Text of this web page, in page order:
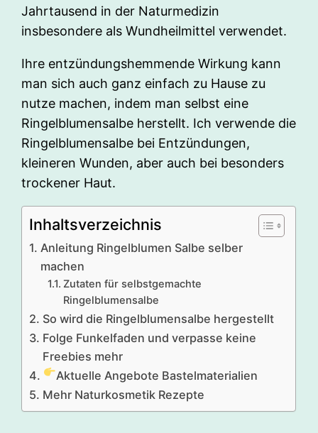
Jahrtausend in der Naturmedizin
insbesondere als Wundheilmittel verwendet.
Ihre entzündungshemmende Wirkung kann
man sich auch ganz einfach zu Hause zu
nutze machen, indem man selbst eine
Ringelblumensalbe herstellt. Ich verwende die
Ringelblumensalbe bei Entzündungen,
kleineren Wunden, aber auch bei besonders
trockener Haut.
Inhaltsverzeichnis
Anleitung Ringelblumen Salbe selber
machen
Zutaten für selbstgemachte
Ringelblumensalbe
So wird die Ringelblumensalbe hergestellt
Folge Funkelfaden und verpasse keine
Freebies mehr
Aktuelle Angebote Bastelmaterialien
Mehr Naturkosmetik Rezepte